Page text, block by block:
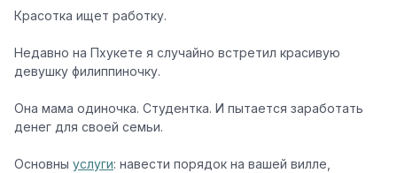
Красотка ищет работку.
Недавно на Пхукете я случайно встретил красивую
девушку филиппиночку.
Она мама одиночка. Студентка. И пытается заработать
денег для своей семьи.
Основны услуги: навести порядок на вашей вилле,